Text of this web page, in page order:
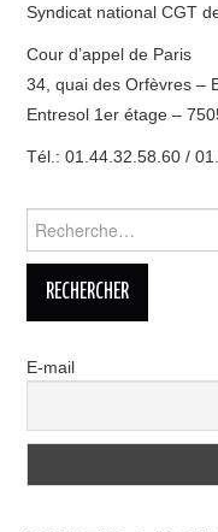
Syndicat national CGT
Cour d’appel de Paris
34, quai des Orfèvres –
Entresol 1er étage –
Tél.: 01.44.32.58.60 /
E-mail